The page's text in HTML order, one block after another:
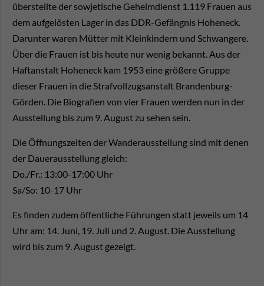
überstellte der sowjetische Geheimdienst 1.119 Frauen aus
dem aufgelösten Lager in das DDR-Gefängnis Hoheneck.
Darunter waren Mütter mit Kleinkindern und Schwangere.
Über die Frauen ist bis heute nur wenig bekannt. Aus der
Haftanstalt Hoheneck kam 1953 eine größere Gruppe
dieser Frauen in die Strafvollzugsanstalt Brandenburg-
Görden. Die Biografien von vier Frauen werden nun in der
Ausstellung bis zum 9. August zu sehen sein.
Die Öffnungszeiten der Wanderausstellung sind mit denen
der Dauerausstellung gleich:
Do./Fr.: 13:00-17:00 Uhr
Sa/So: 10-17 Uhr
Es finden zudem öffentliche Führungen statt jeweils um 14
Uhr am: 14. Juni, 19. Juli und 2. August. Die Ausstellung
wird bis zum 9. August gezeigt.